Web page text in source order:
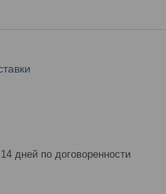
14 дней по договоренности